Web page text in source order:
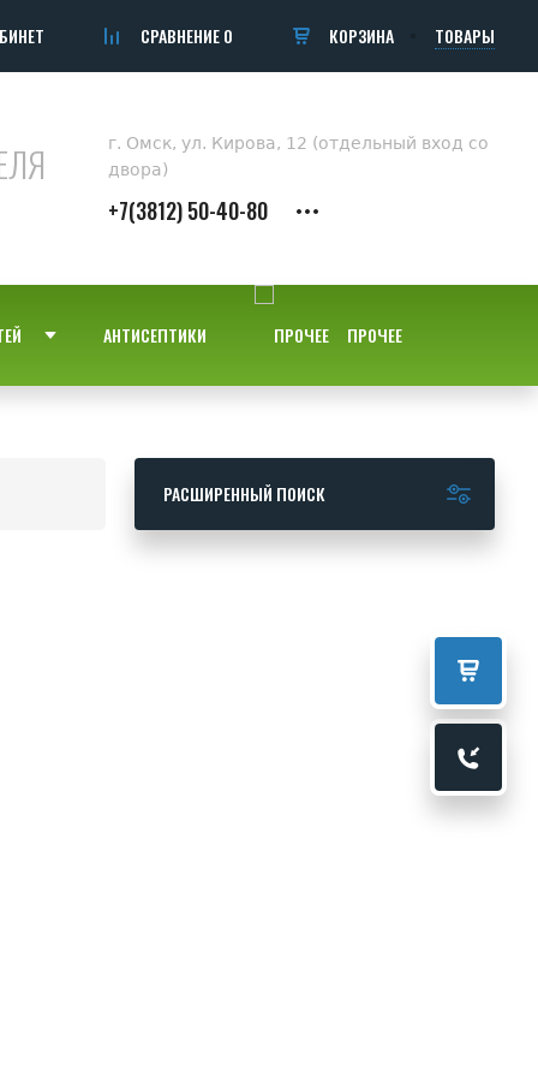
СРАВНЕНИЕ0 КОРЗИНА ТОВАРЫ
г. Омск, ул. Кирова, 12 (отдельный вход со
двора)
+7(3812) 50-40-80
АНТИСЕПТИКИ ПРОЧЕЕ
РАСШИРЕННЫЙ ПОИСК